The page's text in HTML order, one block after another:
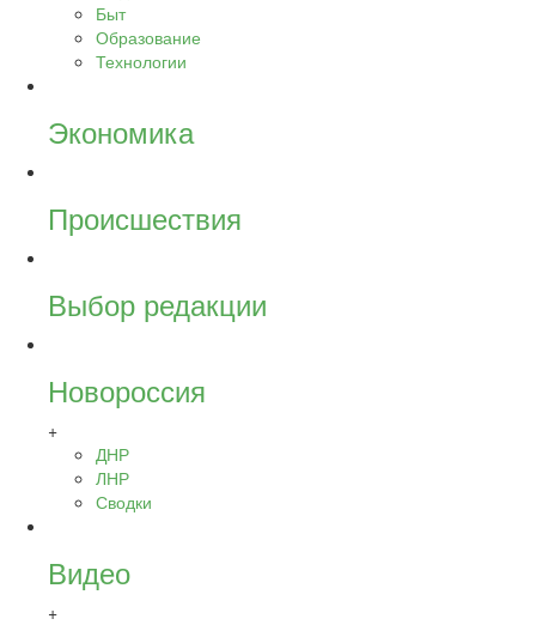
Быт
Образование
Технологии
Экономика
Происшествия
Выбор редакции
Новороссия
+
ДНР
ЛНР
Сводки
Видео
+